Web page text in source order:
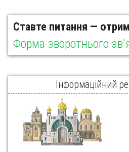
Ставте питання —
Форма зворотнього
Інформаційний